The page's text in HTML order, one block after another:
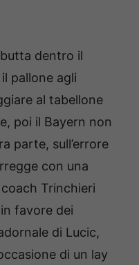
dentro il
pallone agli
al tabellone
poi il Bayern non
parte, sull’errore
con una
Trinchieri
favore dei
di Lucic,
di un lay